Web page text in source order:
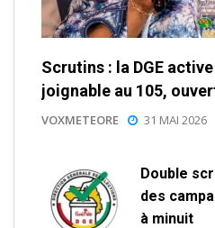
Scrutins : la DGE
joignable au 105,
VOXMETEORE 31 MAI 2026
Double
des
à minuit